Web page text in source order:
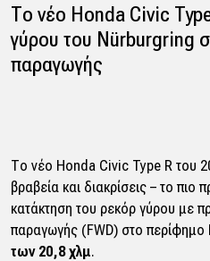
Το νέο Honda Civic
γύρου του Nürburgring
παραγωγής
Το νέο Honda Civic Type R του
βραβεία και διακρίσεις – το πιο
κατάκτηση του ρεκόρ γύρου με
παραγωγής (FWD) στο περίφημο
των 20,8 χλμ.